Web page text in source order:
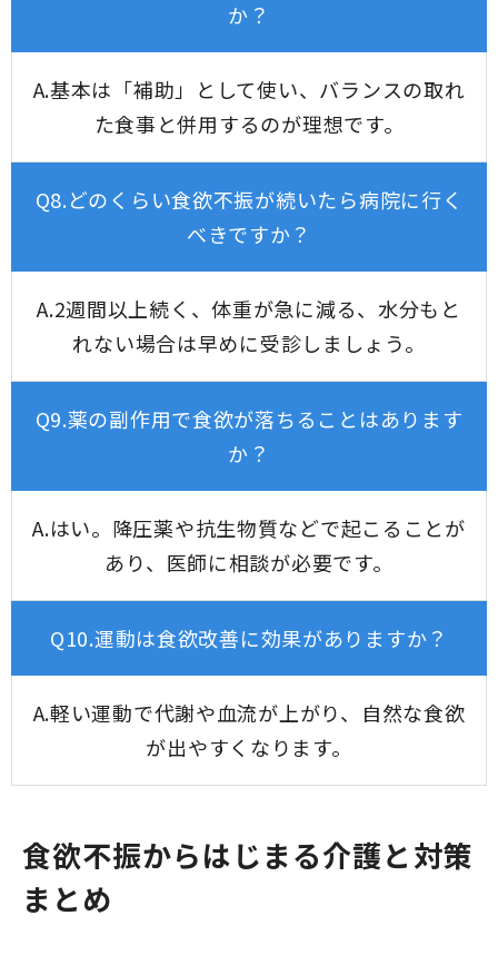
か？
A.基本は「補助」として使い、バランスの取れ
た食事と併用するのが理想です。
Q8.どのくらい食欲不振が続いたら病院に行く
べきですか？
A.2週間以上続く、体重が急に減る、水分もと
れない場合は早めに受診しましょう。
Q9.薬の副作用で食欲が落ちることはあります
か？
A.はい。降圧薬や抗生物質などで起こることが
あり、医師に相談が必要です。
Q10.運動は食欲改善に効果がありますか？
A.軽い運動で代謝や血流が上がり、自然な食欲
が出やすくなります。
食欲不振からはじまる介護と対策
まとめ